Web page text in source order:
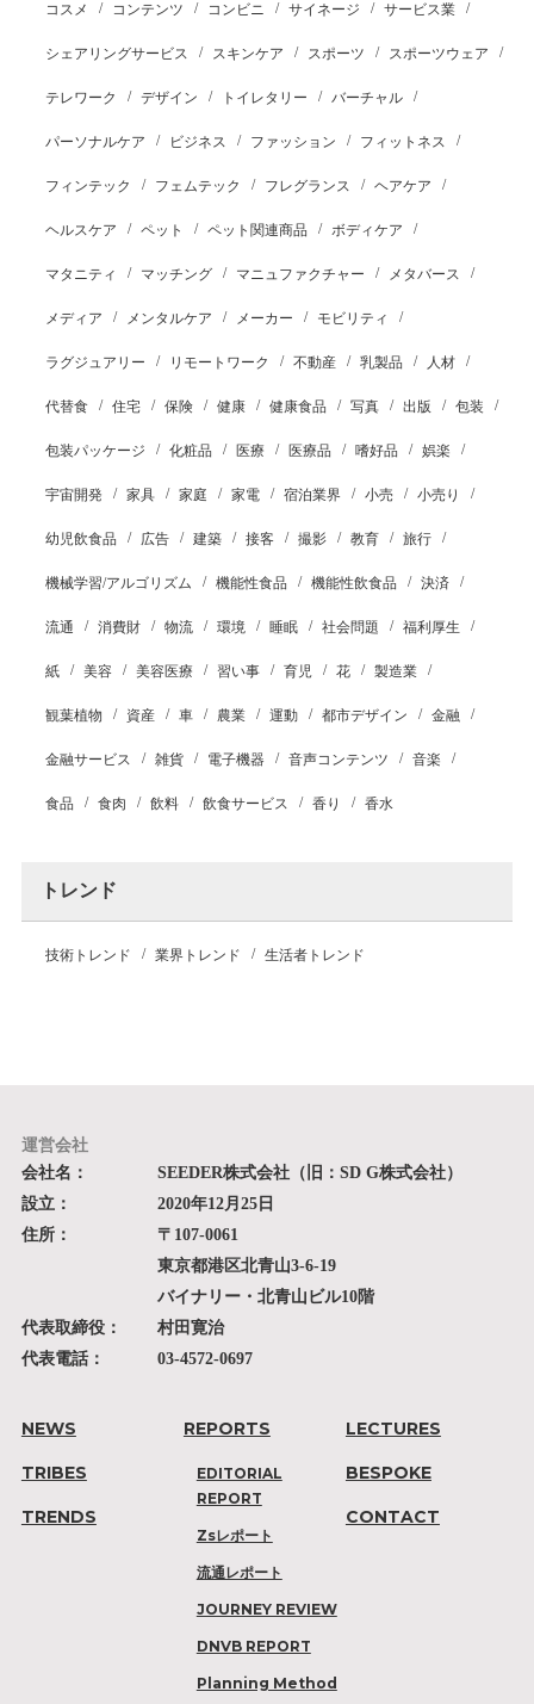
コスメ コンテンツ コンビニ サイネージ サービス業
シェアリングサービス スキンケア スポーツ スポーツウェア
テレワーク デザイン トイレタリー バーチャル
パーソナルケア ビジネス ファッション フィットネス
フィンテック フェムテック フレグランス ヘアケア
ヘルスケア ペット ペット関連商品 ボディケア
マタニティ マッチング マニュファクチャー メタバース
メディア メンタルケア メーカー モビリティ
ラグジュアリー リモートワーク 不動産 乳製品 人材
代替食 住宅 保険 健康 健康食品 写真 出版 包装
包装パッケージ 化粧品 医療 医療品 嗜好品 娯楽
宇宙開発 家具 家庭 家電 宿泊業界 小売 小売り
幼児飲食品 広告 建築 接客 撮影 教育 旅行
機械学習/アルゴリズム 機能性食品 機能性飲食品 決済
流通 消費財 物流 環境 睡眠 社会問題 福利厚生
紙 美容 美容医療 習い事 育児 花 製造業
観葉植物 資産 車 農業 運動 都市デザイン 金融
金融サービス 雑貨 電子機器 音声コンテンツ 音楽
食品 食肉 飲料 飲食サービス 香り 香水
トレンド
技術トレンド 業界トレンド 生活者トレンド
運営会社
会社名：
SEEDER株式会社（旧：SD G株式会社）
設立：
2020年12月25日
住所：
〒107-0061
東京都港区北青山3-6-19
バイナリー・北青山ビル10階
代表取締役：
村田寛治
代表電話：
03-4572-0697
NEWS
TRIBES
TRENDS
REPORTS
EDITORIAL
REPORT
Zsレポート
流通レポート
JOURNEY REVIEW
DNVB REPORT
Planning Method
LECTURES
BESPOKE
CONTACT